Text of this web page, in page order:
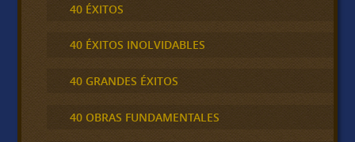
40 ÉXITOS
40 ÉXITOS INOLVIDABLES
40 GRANDES ÉXITOS
40 OBRAS FUNDAMENTALES